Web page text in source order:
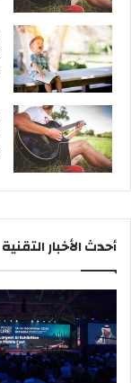
أحدث الأخبار التقنية